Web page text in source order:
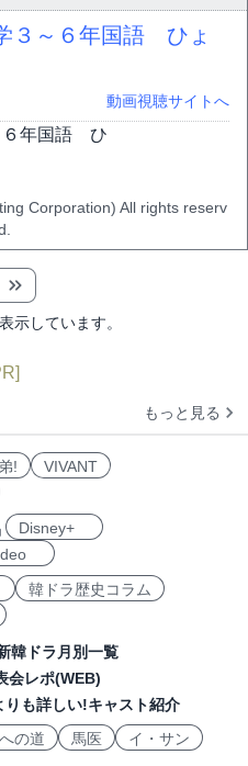
３～６年国語 ひょ
動画視聴サイトへ
６年国語 ひ
Corporation) All rights reserv
示しています。
もっと見る
!
VIVANT
Disney+
韓ドラ歴史コラム
韓ドラ月別一覧
会レポ(WEB)
りも詳しい!キャスト紹介
の道 馬医
イ・サン